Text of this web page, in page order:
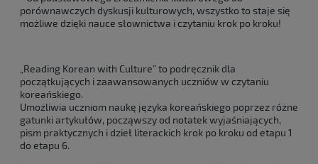
porównawczych dyskusji kulturowych, wszystko to staje się
możliwe dzięki nauce słownictwa i czytaniu krok po kroku!
„Reading Korean with Culture” to podręcznik dla
początkujących i zaawansowanych uczniów w czytaniu
koreańskiego.
Umożliwia uczniom naukę języka koreańskiego poprzez różne
gatunki artykułów, począwszy od notatek wyjaśniających,
pism praktycznych i dzieł literackich krok po kroku od etapu 1
do etapu 6.